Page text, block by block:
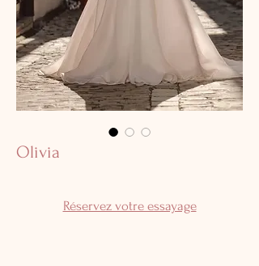
Olivia
Réservez votre essayage